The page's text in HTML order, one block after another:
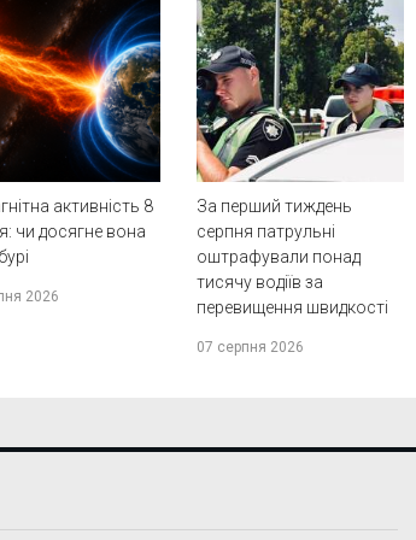
активність 8
чи досягне вона
2026
За перший тиждень
серпня патрульні
оштрафували понад
тисячу водіїв за
перевищення швидкості
07 серпня 2026